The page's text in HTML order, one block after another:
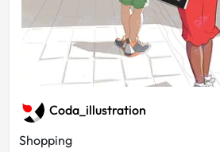
Coda_illustration
Shopping